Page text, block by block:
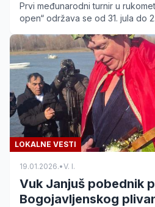
Prvi međunarodni turnir u
open“ održava se od 31. jula do
LOKALNE VESTI
19.01.2026.•V. I.
Vuk Janjuš pobednik
Bogojavljenskog